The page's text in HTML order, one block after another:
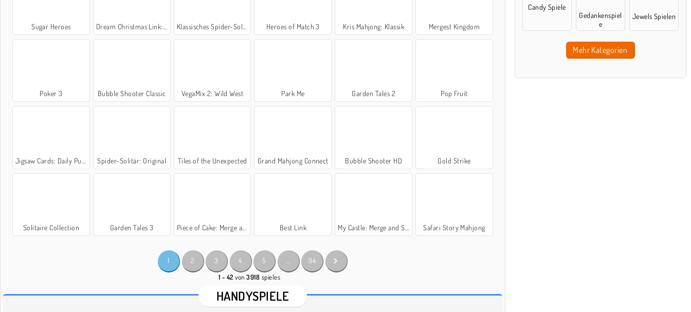
Sugar Heroes Dream Christmas Link: Classic Klassisches Spider-Solitär Heroes of Match 3 Kris Mahjong: Klassik Mergest Kingdom
Poker 3 Bubble Shooter Classic VegaMix 2: Wild West Park Me Garden Tales 2 Pop Fruit
Jigsaw Cards: Daily Puzzles Spider-Solitär: Original Tiles of the Unexpected Grand Mahjong Connect Bubble Shooter HD Gold Strike
Solitaire Collection Garden Tales 3 Piece of Cake: Merge and Bake Best Link My Castle: Merge and Story Safari Story Mahjong
1 2 3 4 5 94
1 - 42 von3918 spieles
HANDYSPIELE
Candy Spiele
Gedankenspiel
e
Jewels Spielen
Mehr Kategorien